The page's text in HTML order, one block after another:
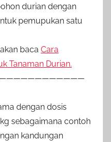
durian dengan
pemupukan satu
baca Cara
Tanaman Durian.
dengan dosis
sebagaimana contoh
kandungan